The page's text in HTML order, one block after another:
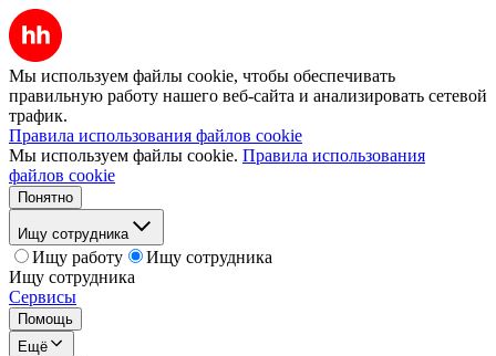
Мы используем файлы cookie, чтобы обеспечивать
правильную работу нашего веб-сайта и анализировать сетевой
трафик.
Правила использования файлов cookie
Мы используем файлы cookie. Правила использования
файлов cookie
Понятно
Ищу сотрудника
Ищу работу
Ищу сотрудника
Ищу сотрудника
Сервисы
Помощь
Ещё